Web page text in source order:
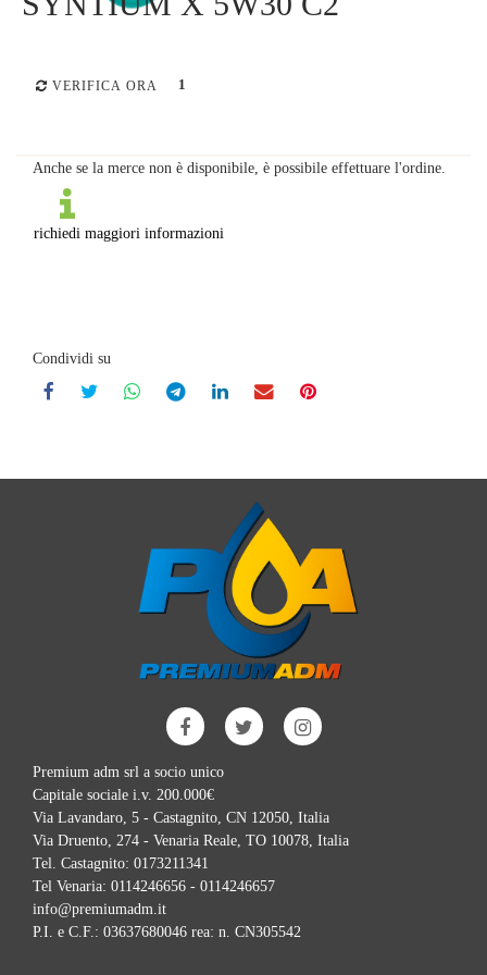
VERIFICA ORA 1
Anche se la merce non è disponibile, è possibile effettuare l'ordine.
richiedi maggiori informazioni
Condividi su
Premium adm srl a socio unico
Capitale sociale i.v. 200.000€
Via Lavandaro, 5 - Castagnito, CN 12050, Italia
Via Druento, 274 - Venaria Reale, TO 10078, Italia
Tel. Castagnito: 0173211341
Tel Venaria: 0114246656 - 0114246657
info@premiumadm.it
P.I. e C.F.: 03637680046 rea: n. CN305542